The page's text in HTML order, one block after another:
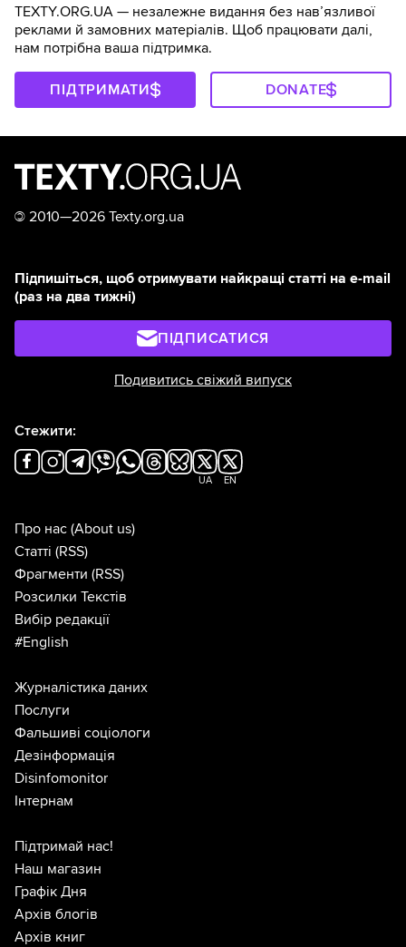
TEXTY.ORG.UA — незалежне видання без навʼязливої
реклами й замовних матеріалів. Щоб працювати далі,
нам потрібна ваша підтримка.
ПІДТРИМАТИ DONATE
© 2010—2026 Texty.org.ua
Підпишіться, щоб отримувати найкращі статті на e-mail
(раз на два тижні)
ПІДПИСАТИСЯ
Подивитись свіжий випуск
Стежити:
UA EN
Про нас (About us)
Статті (RSS)
Фрагменти (RSS)
Розсилки Текстів
Вибір редакції
#English
Журналістика даних
Послуги
Фальшиві соціологи
Дезінформація
Disinfomonitor
Інтернам
Підтримай нас!
Наш магазин
Графік Дня
Архів блогів
Архів книг